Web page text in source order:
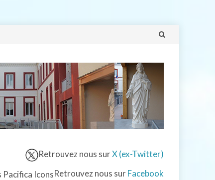
Aller
Retrouvez nous surX (ex-Twitter)
Retrouvez nous surFacebook